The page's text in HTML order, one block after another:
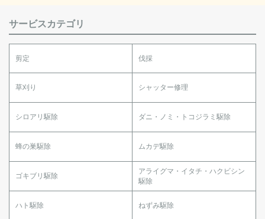
サービスカテゴリ
剪定 伐採
草刈り シャッター修理
シロアリ駆除 ダニ・ノミ・トコジラミ駆除
蜂の巣駆除 ムカデ駆除
ゴキブリ駆除
アライグマ・イタチ・ハクビシン
駆除
ハト駆除 ねずみ駆除